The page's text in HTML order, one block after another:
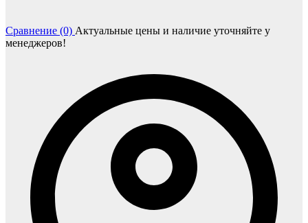
Сравнение (0) Актуальные цены и наличие уточняйте у
менеджеров!